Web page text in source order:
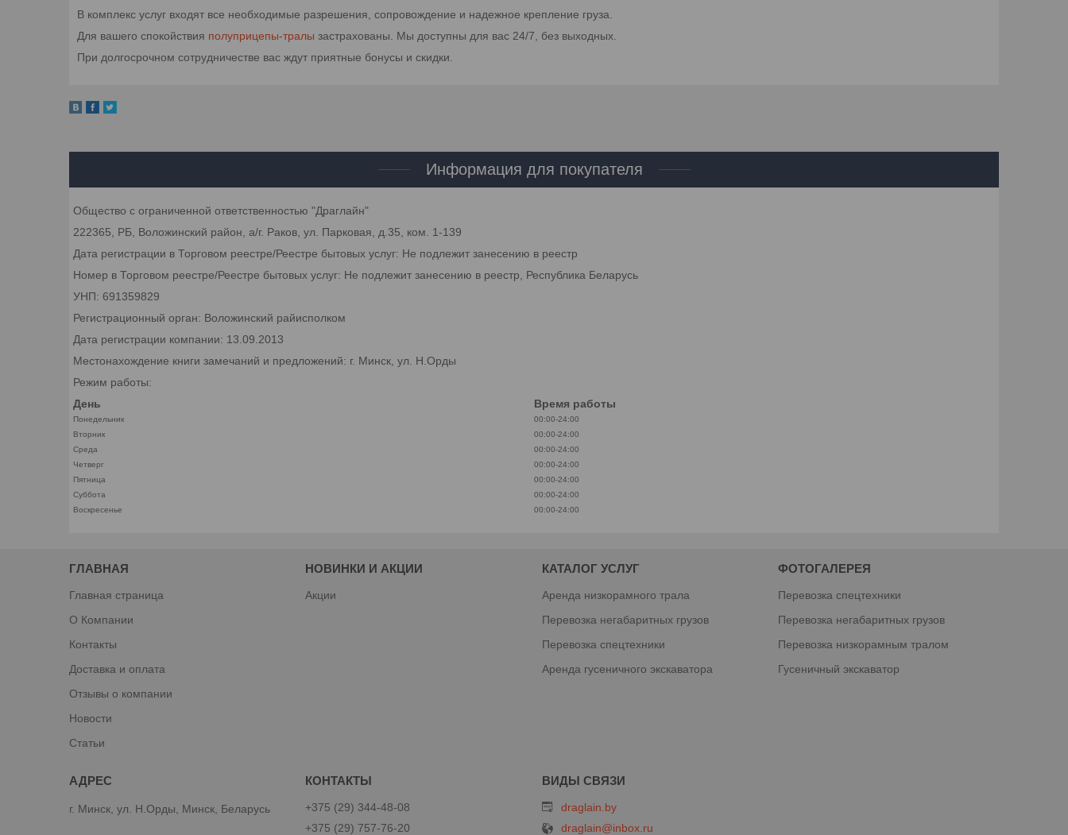
В комплекс услуг входят все необходимые разрешения, сопровождение и надежное крепление груза.
Для вашего спокойствия полуприцепы-тралы застрахованы. Мы доступны для вас 24/7, без выходных.
При долгосрочном сотрудничестве вас ждут приятные бонусы и скидки.
Информация для покупателя
Общество с ограниченной ответственностью "Драглайн"
222365, РБ, Воложинский район, а/г. Раков, ул. Парковая, д.35, ком. 1-139
Дата регистрации в Торговом реестре/Реестре бытовых услуг: Не подлежит занесению в реестр
Номер в Торговом реестре/Реестре бытовых услуг: Не подлежит занесению в реестр, Республика Беларусь
УНП: 691359829
Регистрационный орган: Воложинский райисполком
Дата регистрации компании: 13.09.2013
Местонахождение книги замечаний и предложений: г. Минск, ул. Н.Орды
Режим работы:
День
Время работы
Понедельник
00:00-24:00
Вторник
00:00-24:00
Среда
00:00-24:00
Четверг
00:00-24:00
Пятница
00:00-24:00
Суббота
00:00-24:00
Воскресенье
00:00-24:00
ГЛАВНАЯ
Главная страница
О Компании
Контакты
Доставка и оплата
Отзывы о компании
Новости
Статьи
НОВИНКИ И АКЦИИ
Акции
КАТАЛОГ УСЛУГ
Аренда низкорамного трала
Перевозка негабаритных грузов
Перевозка спецтехники
Аренда гусеничного экскаватора
ФОТОГАЛЕРЕЯ
Перевозка спецтехники
Перевозка негабаритных грузов
Перевозка низкорамным тралом
Гусеничный экскаватор
г. Минск, ул. Н.Орды, Минск, Беларусь
+375 (29) 344-48-08
+375 (29) 757-76-20
draglain.by
draglain@inbox.ru